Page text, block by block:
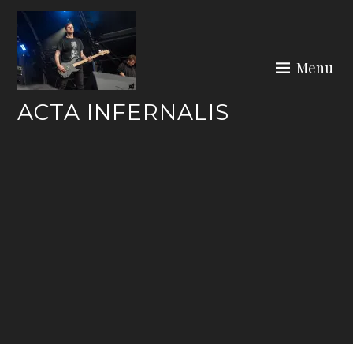
Skip
content
ACTA INFERNALIS
Menu